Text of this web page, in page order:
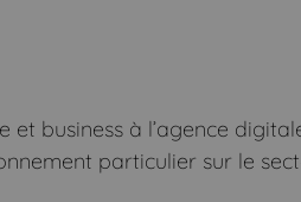
business à l’agence
particulier sur le